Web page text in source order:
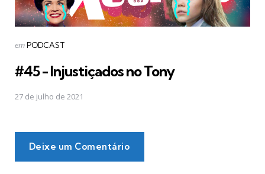
Postado
emPODCAST
#45 - Injustiçados no Tony
27 de julho de 2021
Deixe um Comentário